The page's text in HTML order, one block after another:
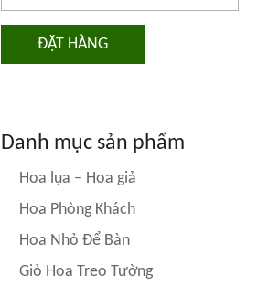
ĐẶT HÀNG
Danh mục sản phẩm
Hoa lụa – Hoa giả
Hoa Phòng Khách
Hoa Nhỏ Để Bàn
Giỏ Hoa Treo Tường